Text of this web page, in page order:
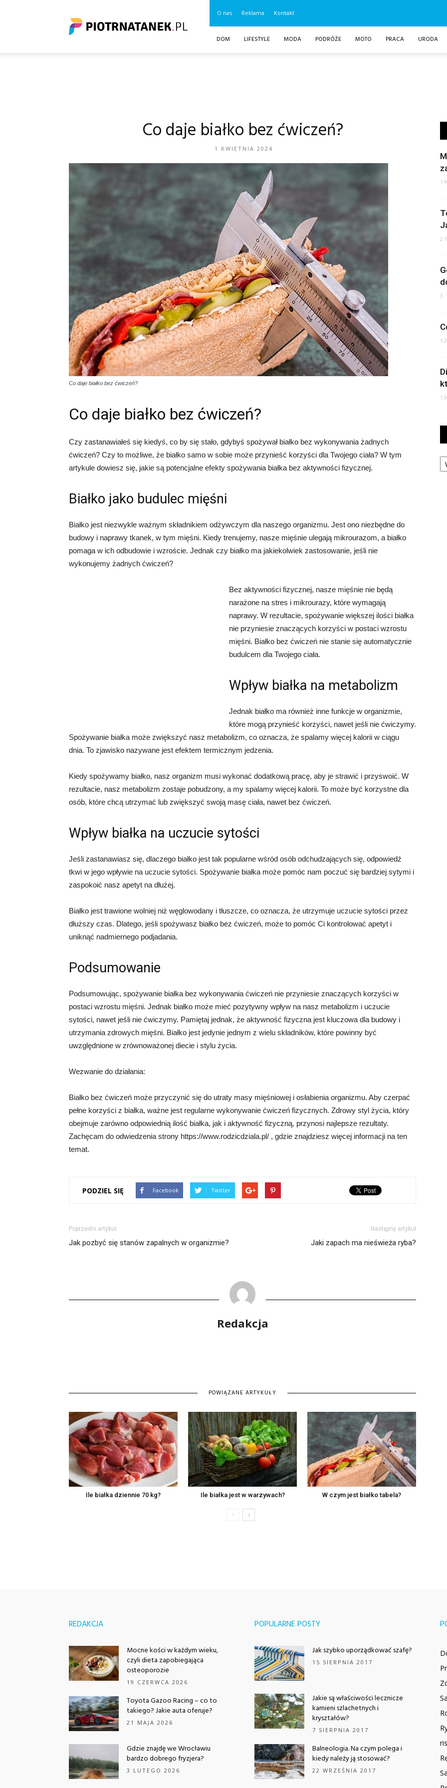
O nas Reklama Kontakt
DOM LIFESTYLE MODA PODRÓŻE MOTO PRACA URODA
Co daje białko bez ćwiczeń?
1 KWIETNIA 2024
Co daje białko bez ćwiczeń?
Co daje białko bez ćwiczeń?
Czy zastanawiałeś się kiedyś, co by się stało, gdybyś spożywał białko bez wykonywania żadnych
ćwiczeń? Czy to możliwe, że białko samo w sobie może przynieść korzyści dla Twojego ciała? W tym
artykule dowiesz się, jakie są potencjalne efekty spożywania białka bez aktywności fizycznej.
Białko jako budulec mięśni
Białko jest niezwykle ważnym składnikiem odżywczym dla naszego organizmu. Jest ono niezbędne do
budowy i naprawy tkanek, w tym mięśni. Kiedy trenujemy, nasze mięśnie ulegają mikrourazom, a białko
pomaga w ich odbudowie i wzroście. Jednak czy białko ma jakiekolwiek zastosowanie, jeśli nie
wykonujemy żadnych ćwiczeń?
Bez aktywności fizycznej, nasze mięśnie nie będą
narażone na stres i mikrourazy, które wymagają
naprawy. W rezultacie, spożywanie większej ilości białka
nie przyniesie znaczących korzyści w postaci wzrostu
mięśni. Białko bez ćwiczeń nie stanie się automatycznie
budulcem dla Twojego ciała.
Wpływ białka na metabolizm
Jednak białko ma również inne funkcje w organizmie,
które mogą przynieść korzyści, nawet jeśli nie ćwiczymy.
Spożywanie białka może zwiększyć nasz metabolizm, co oznacza, że spalamy więcej kalorii w ciągu
dnia. To zjawisko nazywane jest efektem termicznym jedzenia.
Kiedy spożywamy białko, nasz organizm musi wykonać dodatkową pracę, aby je strawić i przyswoić. W
rezultacie, nasz metabolizm zostaje pobudzony, a my spalamy więcej kalorii. To może być korzystne dla
osób, które chcą utrzymać lub zwiększyć swoją masę ciała, nawet bez ćwiczeń.
Wpływ białka na uczucie sytości
Jeśli zastanawiasz się, dlaczego białko jest tak popularne wśród osób odchudzających się, odpowiedź
tkwi w jego wpływie na uczucie sytości. Spożywanie białka może pomóc nam poczuć się bardziej sytymi i
zaspokoić nasz apetyt na dłużej.
Białko jest trawione wolniej niż węglowodany i tłuszcze, co oznacza, że utrzymuje uczucie sytości przez
dłuższy czas. Dlatego, jeśli spożywasz białko bez ćwiczeń, może to pomóc Ci kontrolować apetyt i
uniknąć nadmiernego podjadania.
Podsumowanie
Podsumowując, spożywanie białka bez wykonywania ćwiczeń nie przyniesie znaczących korzyści w
postaci wzrostu mięśni. Jednak białko może mieć pozytywny wpływ na nasz metabolizm i uczucie
sytości, nawet jeśli nie ćwiczymy. Pamiętaj jednak, że aktywność fizyczna jest kluczowa dla budowy i
utrzymania zdrowych mięśni. Białko jest jedynie jednym z wielu składników, które powinny być
uwzględnione w zrównoważonej diecie i stylu życia.
Wezwanie do działania:
Białko bez ćwiczeń może przyczynić się do utraty masy mięśniowej i osłabienia organizmu. Aby czerpać
pełne korzyści z białka, ważne jest regularne wykonywanie ćwiczeń fizycznych. Zdrowy styl życia, który
obejmuje zarówno odpowiednią ilość białka, jak i aktywność fizyczną, przynosi najlepsze rezultaty.
Zachęcam do odwiedzenia strony https://www.rodzicdziala.pl/ , gdzie znajdziesz więcej informacji na ten
temat.
PODZIEL SIĘ Facebook Twitter
Poprzedni artykuł
Jak pozbyć się stanów zapalnych w organizmie?
Następny artykuł
Jaki zapach ma nieświeża ryba?
Redakcja
POWIĄZANE ARTYKUŁY
Ile białka dziennie 70 kg? Ile białka jest w warzywach? W czym jest białko tabela?
3
REDAKCJA
Mocne kości w każdym wieku,
czyli dieta zapobiegająca
osteoporozie
19 CZERWCA 2026
Toyota Gazoo Racing – co to
takiego? Jakie auta oferuje?
21 MAJA 2026
Gdzie znajdę we Wrocławiu
bardzo dobrego fryzjera?
3 LUTEGO 2026
POPULARNE POSTY
Jak szybko uporządkować szafę?
15 SIERPNIA 2017
Jakie są właściwości lecznicze
kamieni szlachetnych i
kryształów?
7 SIERPNIA 2017
Balneologia. Na czym polega i
kiedy należy ją stosować?
22 WRZEŚNIA 2017